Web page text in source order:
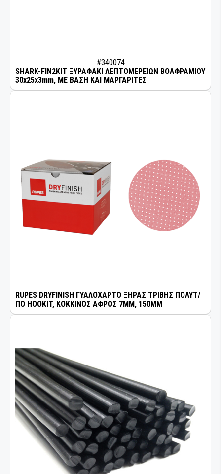
#340074
SHARK-FIN2KIT ΞΥΡΑΦΑΚΙ ΛΕΠΤΟΜΕΡΕΙΩΝ ΒΟΛΦΡΑΜΙΟΥ
30x25x3mm, ΜΕ ΒΑΣΗ ΚΑΙ ΜΑΡΓΑΡΙΤΕΣ
RUPES DRYFINISH ΓΥΑΛΟΧΑΡΤΟ ΞΗΡΑΣ ΤΡΙΒΗΣ ΠΟΛΥΤ/
ΠΟ HOOKIT, ΚΟΚΚΙΝΟΣ ΑΦΡΟΣ 7MM, 150MM